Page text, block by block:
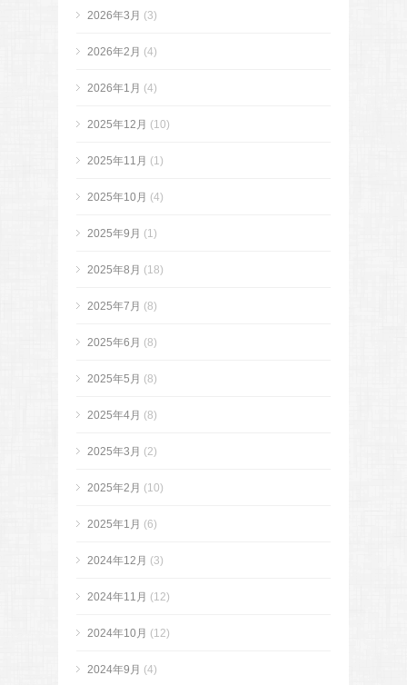
2026年3月 (3)
2026年2月 (4)
2026年1月 (4)
2025年12月 (10)
2025年11月 (1)
2025年10月 (4)
2025年9月 (1)
2025年8月 (18)
2025年7月 (8)
2025年6月 (8)
2025年5月 (8)
2025年4月 (8)
2025年3月 (2)
2025年2月 (10)
2025年1月 (6)
2024年12月 (3)
2024年11月 (12)
2024年10月 (12)
2024年9月 (4)